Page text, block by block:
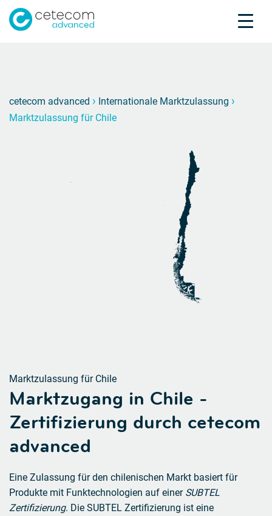
cetecom advanced › Internationale Marktzulassung ›
Marktzulassung für Chile
Marktzulassung für Chile
Marktzugang in Chile -
Zertifizierung durch cetecom
advanced
Eine Zulassung für den chilenischen Markt basiert für
Produkte mit Funktechnologien auf einer SUBTEL
Zertifizierung. Die SUBTEL Zertifizierung ist eine